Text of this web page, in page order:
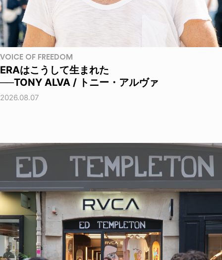
VOICE OF FREEDOM
ERAはこうして生まれた
──TONY ALVA / トニー・アルヴァ
2026.08.07